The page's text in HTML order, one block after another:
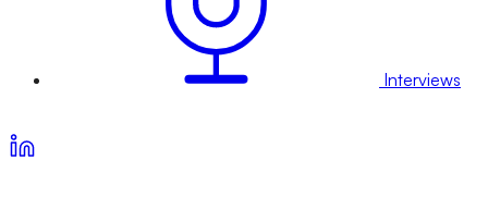
Interviews